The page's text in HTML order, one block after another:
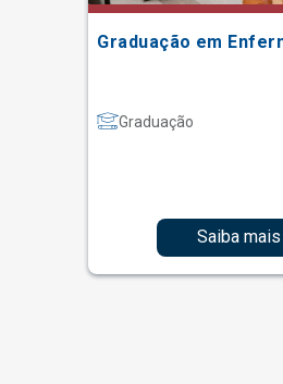
Graduação em
Graduação
Saiba mais